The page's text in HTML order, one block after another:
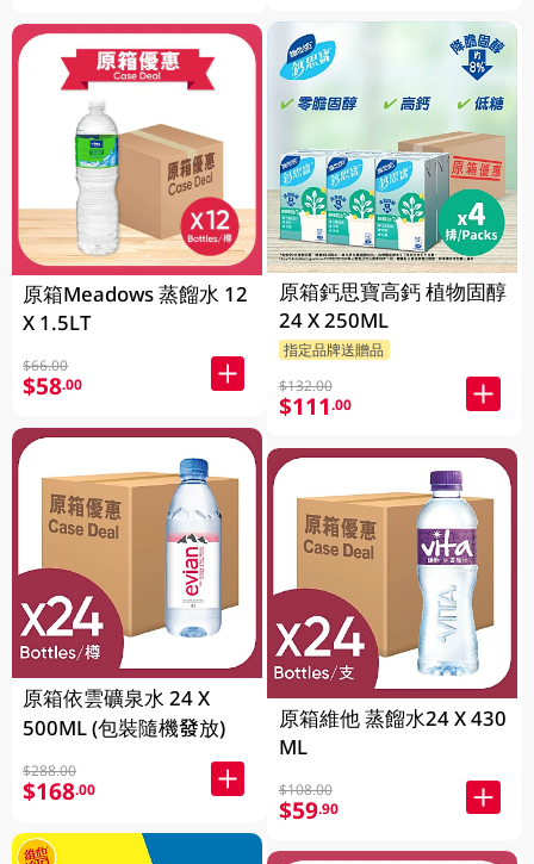
原箱Meadows 蒸餾水 12
X 1.5LT
$66.00
$58.00
原箱依雲礦泉水 24 X
500ML (包裝隨機發放)
$288.00
$168.00
原箱鈣思寶高鈣 植物固醇
24 X 250ML
指定品牌送贈品
$132.00
$111.00
原箱維他 蒸餾水24 X 430
ML
$108.00
$59.90